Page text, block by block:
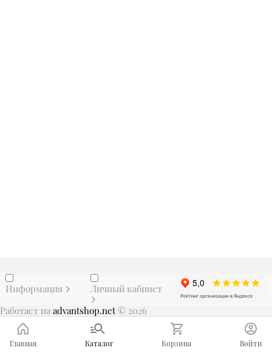
Информация
Личный кабинет
Работает на advantshop.net © 2026
Главная Каталог Корзина Войти